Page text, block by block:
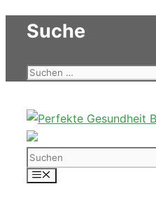
Zum
InhaltSuche
Suchen
Suchen
Menü